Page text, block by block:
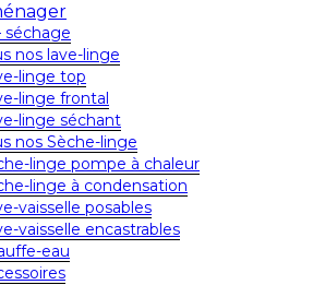
séchage
nos lave-linge
linge top
linge frontal
linge séchant
nos Sèche-linge
linge pompe à chaleur
linge à condensation
vaisselle posables
vaisselle encastrables
eau